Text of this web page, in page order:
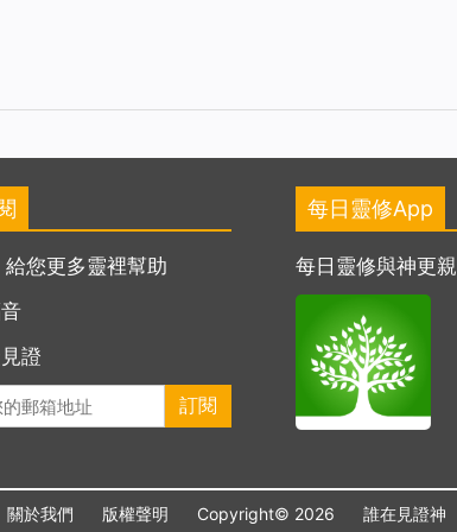
您更多靈裡幫助
證
每日靈修App
每日靈修與神更
關於我們 版權聲明 Copyright© 2026 誰在見證神